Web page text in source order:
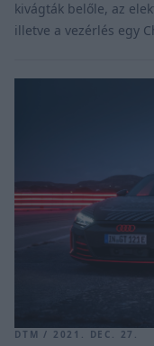
kivágták belőle, az
illetve a vezérlés egy
DTM / 2021. DEC. 27.